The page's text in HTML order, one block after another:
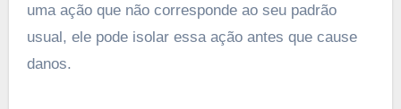
uma ação que não corresponde ao seu padrão
usual, ele pode isolar essa ação antes que cause
danos.